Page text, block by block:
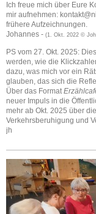
Ich freue mich über Eure
mir aufnehmen:
frühere Aufzeichnungen.
Johannes - (1. Okt. 2022 ©
PS vom 27. Okt. 2025:
werden, wie die
dazu, was mich vor ein
glauben, das sich die
Über das Format
neuer Impuls in die
mehr ab Okt. 2025 über
Verkehrsberuhigung und
jh